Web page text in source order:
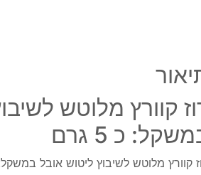
קוורץ מלוטש
כ 5 גרם
קוורץ מלוטש לשיבוץ ליטוש אובל במשקל: כ 5